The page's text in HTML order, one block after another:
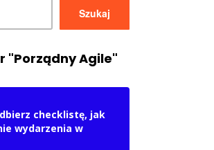
Szukaj
"Porządny Agile"
checklistę, jak
wydarzenia w